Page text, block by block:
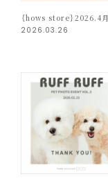
2026.03.26